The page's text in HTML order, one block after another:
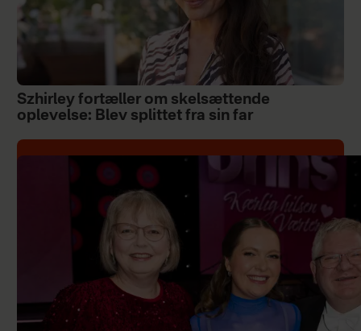
Szhirley fortæller om skelsættende
oplevelse: Blev splittet fra sin far